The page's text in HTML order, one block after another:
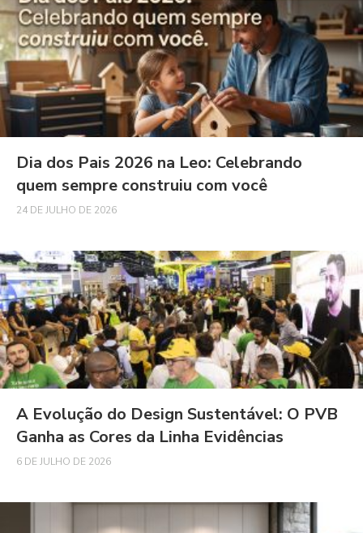
Dia dos Pais 2026 na Leo: Celebrando
quem sempre construiu com você
24 DE JULHO DE 2026
A Evolução do Design Sustentável: O PVB
Ganha as Cores da Linha Evidências
6 DE JULHO DE 2026